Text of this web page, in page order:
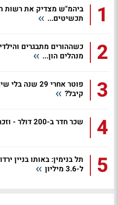
1
ביהמ"ש מצדיק את רשות
תכשיטים...
2
כשההורים מתבגרים
מנהלים הון...
3
קיבל?
4 שכר חדר ב-200 דולר - וזכה במחצית מדירת המנוחה
5
ל-3.6 מיליון